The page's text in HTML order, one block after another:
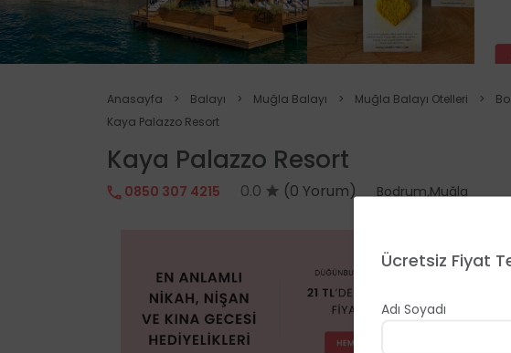
Anasayfa > Balayı > Muğla Balayı > Muğla Balayı Otelleri >
Kaya Palazzo Resort
Kaya Palazzo Resort
Ücretsiz Fiyat
Adı Soyadı
0850 307 4215 0.0 (0 Yorum) Bodrum,Muğla